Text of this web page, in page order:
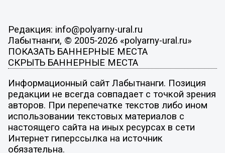
Редакция: info@polyarny-ural.ru
Лабытнанги, © 2005-2026 «polyarny-ural.ru»
ПОКАЗАТЬ БАННЕРНЫЕ МЕСТА
СКРЫТЬ БАННЕРНЫЕ МЕСТА
Информационный сайт Лабытнанги. Позиция
редакции не всегда совпадает с точкой зрения
авторов. При перепечатке текстов либо ином
использовании текстовых материалов с
настоящего сайта на иных ресурсах в сети
Интернет гиперссылка на источник
обязательна.